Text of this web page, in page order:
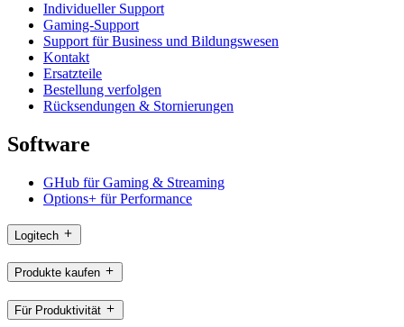
Individueller Support
Gaming-Support
Support für Business und Bildungswesen
Kontakt
Ersatzteile
Bestellung verfolgen
Rücksendungen & Stornierungen
Software
GHub für Gaming & Streaming
Options+ für Performance
Logitech
Produkte kaufen
Für Produktivität